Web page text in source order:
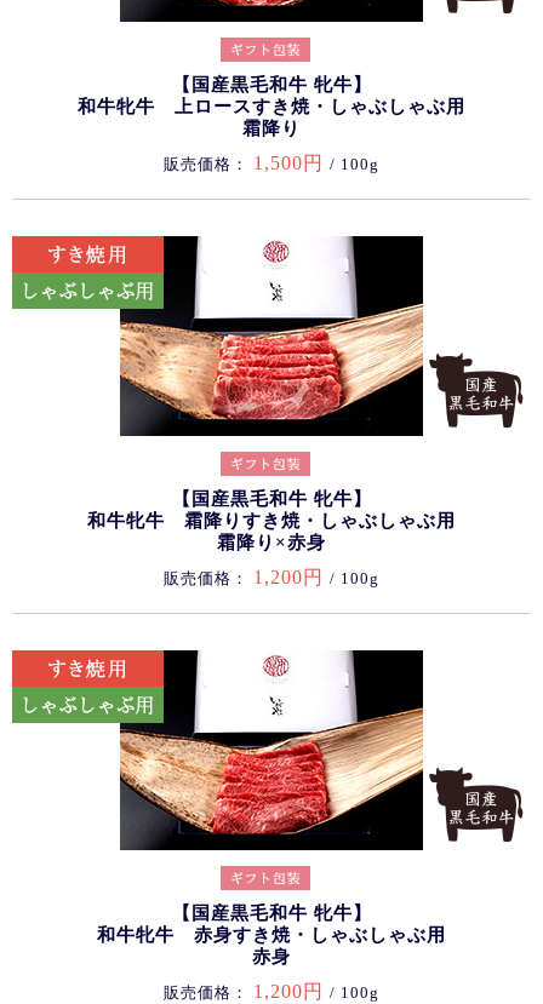
【国産黒毛和牛 牝牛】
和牛牝牛 上ロースすき焼・しゃぶしゃぶ用
霜降り
販売価格： 1,500円 / 100g
【国産黒毛和牛 牝牛】
和牛牝牛 霜降りすき焼・しゃぶしゃぶ用
霜降り×赤身
販売価格： 1,200円 / 100g
【国産黒毛和牛 牝牛】
和牛牝牛 赤身すき焼・しゃぶしゃぶ用
赤身
販売価格： 1,200円 / 100g